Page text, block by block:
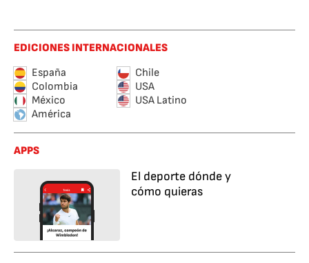
EDICIONES INTERNACIONALES
España
Chile
Colombia
USA
México
USA Latino
América
APPS
El deporte dónde y
cómo quieras